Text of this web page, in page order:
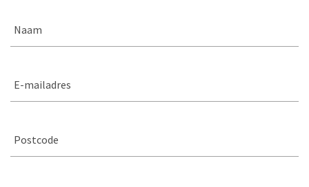
Naam
E-mailadres
Postcode